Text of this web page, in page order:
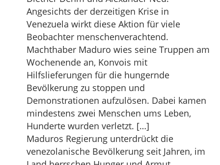
Angesichts der derzeitigen Krise in
Venezuela wirkt diese Aktion für viele
Beobachter menschenverachtend.
Machthaber Maduro wies seine Truppen am
Wochenende an, Konvois mit
Hilfslieferungen für die hungernde
Bevölkerung zu stoppen und
Demonstrationen aufzulösen. Dabei kamen
mindestens zwei Menschen ums Leben,
Hunderte wurden verletzt. […]
Maduros Regierung unterdrückt die
venezolanische Bevölkerung seit Jahren, im